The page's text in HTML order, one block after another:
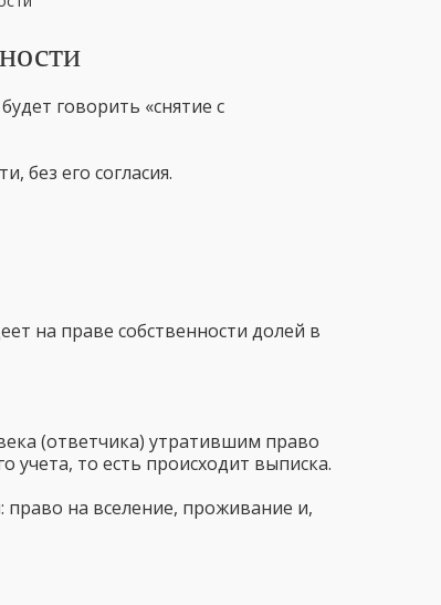
говорить «снятие с
без его согласия.
на праве собственности долей в
(ответчика) утратившим право
то есть происходит выписка.
право на вселение, проживание и,